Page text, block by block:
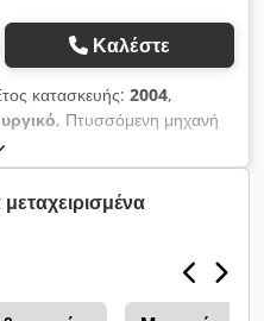
Καλέστε
κατασκευής: 2004,
, Πτυσσόμενη μηχανή
Αναθεωρημένη με νέους
πτύχωση, πνευματική
Dedpfjyzptpjx Aafjck